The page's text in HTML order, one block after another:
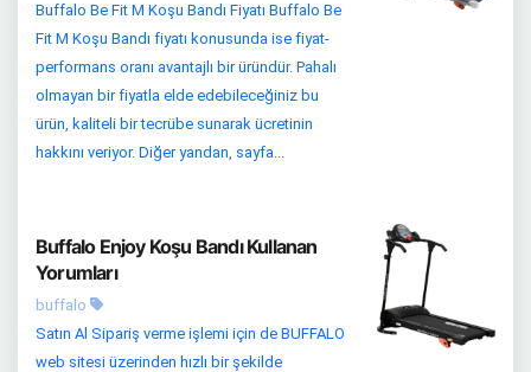
Buffalo Be Fit M Koşu Bandı Fiyatı Buffalo Be
Fit M Koşu Bandı fiyatı konusunda ise fiyat-
performans oranı avantajlı bir üründür. Pahalı
olmayan bir fiyatla elde edebileceğiniz bu
ürün, kaliteli bir tecrübe sunarak ücretinin
hakkını veriyor. Diğer yandan, sayfa...
Buffalo Enjoy Koşu Bandı Kullanan
Yorumları
buffalo
Satın Al Sipariş verme işlemi için de BUFFALO
web sitesi üzerinden hızlı bir şekilde